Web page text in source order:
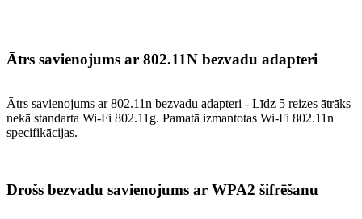
Ātrs savienojums ar 802.11N bezvadu adapteri
Ātrs savienojums ar 802.11n bezvadu adapteri - Līdz 5 reizes ātrāks
nekā standarta Wi-Fi 802.11g. Pamatā izmantotas Wi-Fi 802.11n
specifikācijas.
Drošs bezvadu savienojums ar WPA2 šifrēšanu